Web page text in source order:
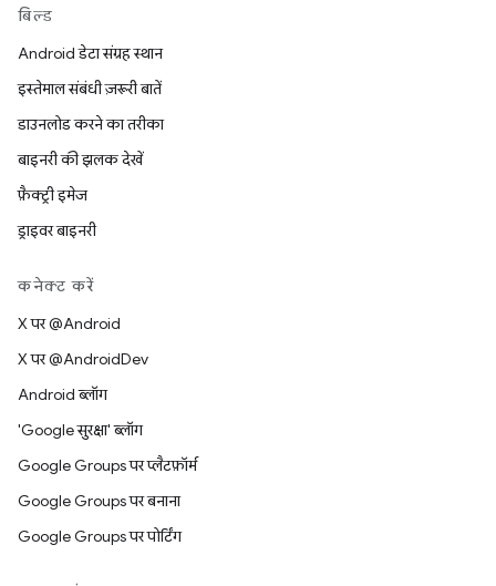
बिल्ड
Android डेटा संग्रह स्थान
इस्तेमाल संबंधी ज़रूरी बातें
डाउनलोड करने का तरीका
बाइनरी की झलक देखें
फ़ैक्ट्री इमेज
ड्राइवर बाइनरी
कनेक्ट करें
X पर @Android
X पर @AndroidDev
Android ब्लॉग
'Google सुरक्षा' ब्लॉग
Google Groups पर प्लैटफ़ॉर्म
Google Groups पर बनाना
Google Groups पर पोर्टिंग